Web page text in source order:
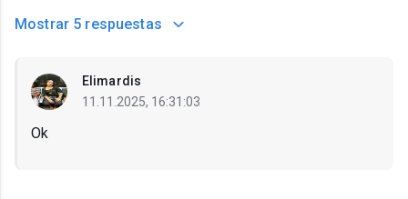
Mostrar 5 respuestas
Elimardis
11.11.2025, 16:31:03
Ok